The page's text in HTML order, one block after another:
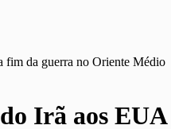
fim da guerra no Oriente Médio
Irã aos